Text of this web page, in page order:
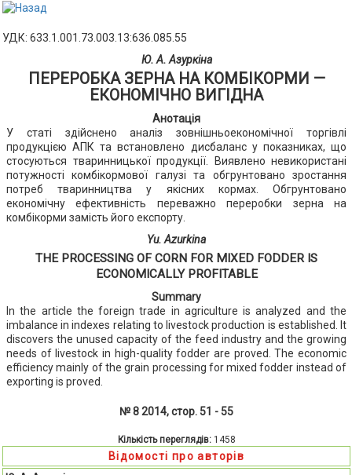
УДК: 633.1.001.73.003.13:636.085.55
Ю. А. Азуркіна
ПЕРЕРОБКА ЗЕРНА НА КОМБІКОРМИ —
ЕКОНОМІЧНО ВИГІДНА
Анотація
У статі здійснено аналіз зовнішньоекономічної торгівлі
продукцією АПК та встановлено дисбаланс у показниках, що
стосуються тваринницької продукції. Виявлено невикористані
потужності комбікормової галузі та обгрунтовано зростання
потреб тваринництва у якісних кормах. Обгрунтовано
економічну ефективність переважно переробки зерна на
комбікорми замість його експорту.
Yu. Azurkina
THE PROCESSING OF CORN FOR MIXED FODDER IS
ECONOMICALLY PROFITABLE
Summary
In the article the foreign trade in agriculture is analyzed and the
imbalance in indexes relating to livestock production is established. It
discovers the unused capacity of the feed industry and the growing
needs of livestock in high-quality fodder are proved. The economic
efficiency mainly of the grain processing for mixed fodder instead of
exporting is proved.
№ 8 2014, стор. 51 - 55
Кількість переглядів: 1458
Відомості про авторів